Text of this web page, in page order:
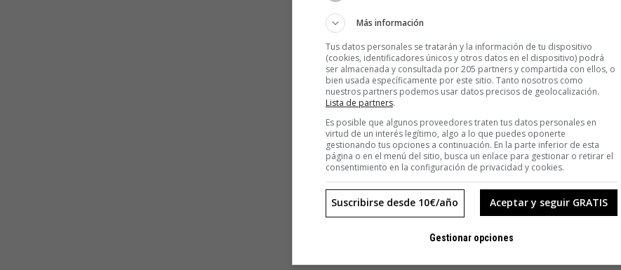
Más información
Tus datos personales se tratarán y la información de tu dispositivo
(cookies, identificadores únicos y otros datos en el dispositivo) podrá
ser almacenada y consultada por 205 partners y compartida con ellos, o
bien usada específicamente por este sitio. Tanto nosotros como
nuestros partners podemos usar datos precisos de geolocalización.
Lista de partners.
Es posible que algunos proveedores traten tus datos personales en
virtud de un interés legítimo, algo a lo que puedes oponerte
gestionando tus opciones a continuación. En la parte inferior de esta
página o en el menú del sitio, busca un enlace para gestionar o retirar el
consentimiento en la configuración de privacidad y cookies.
Aceptar y seguir GRATIS
Suscribirse desde 10€/año
Gestionar opciones